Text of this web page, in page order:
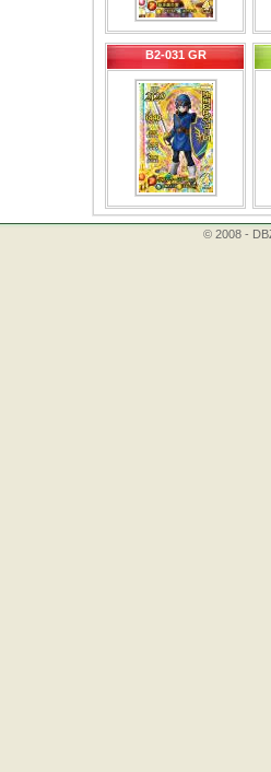
B2-031 GR
© 2008 -